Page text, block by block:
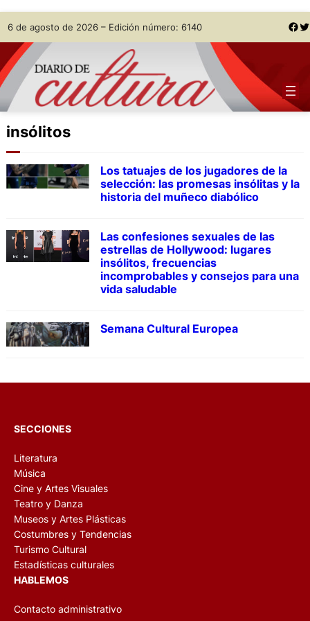
Skip
to
content
6 de agosto de 2026 – Edición número: 6140 Facebook Twitter
insólitos
Los tatuajes de los jugadores de la
selección: las promesas insólitas y la
historia del muñeco diabólico
Las confesiones sexuales de las
estrellas de Hollywood: lugares
insólitos, frecuencias
incomprobables y consejos para una
vida saludable
Semana Cultural Europea
SECCIONES
Literatura
Música
Cine y Artes Visuales
Teatro y Danza
Museos y Artes Plásticas
Costumbres y Tendencias
Turismo Cultural
Estadísticas culturales
HABLEMOS
Contacto administrativo